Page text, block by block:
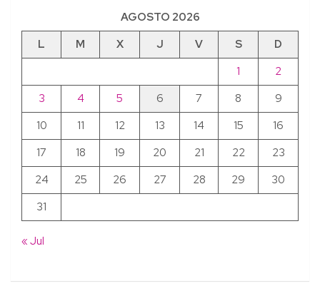
AGOSTO 2026
L
M X J V S
D
1
2
3
4 5 6 7 8
9
10
11 12 13 14 15
16
17
18 19 20 21 22
23
24
25 26 27 28 29
30
31
« Jul